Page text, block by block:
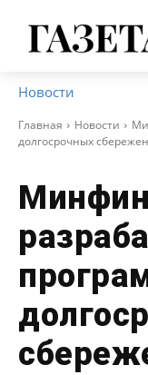
Новости
Главная Новости
долгосрочных
Минфин